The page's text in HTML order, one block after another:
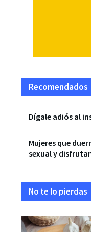
Recomendados
Dígale adiós al
Mujeres que
sexual y
No te lo pierdas